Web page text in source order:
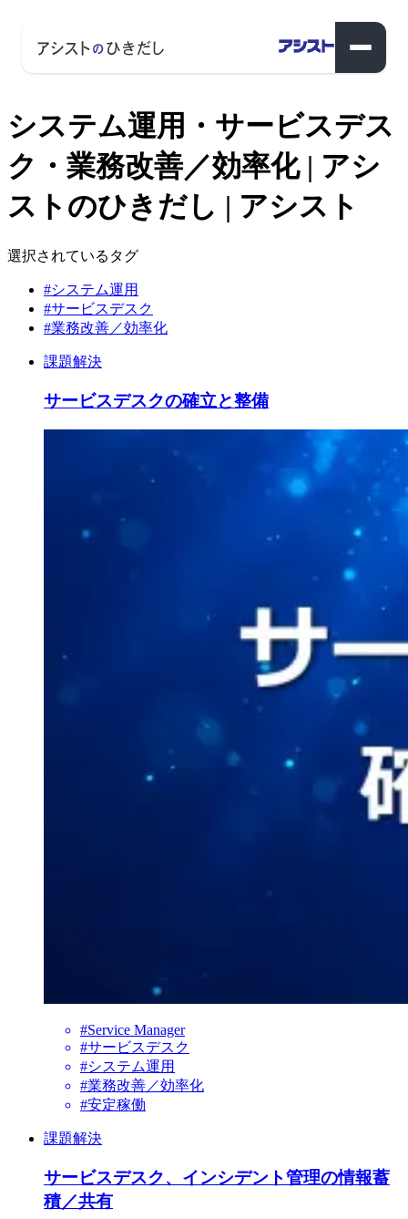
システム運用・サービスデス
ク・業務改善／効率化 | アシ
ストのひきだし | アシスト
選択されているタグ
#システム運用
#サービスデスク
#業務改善／効率化
課題解決
サービスデスクの確立と整備
#Service Manager
#サービスデスク
#システム運用
#業務改善／効率化
#安定稼働
課題解決
サービスデスク、インシデント管理の情報蓄
積／共有